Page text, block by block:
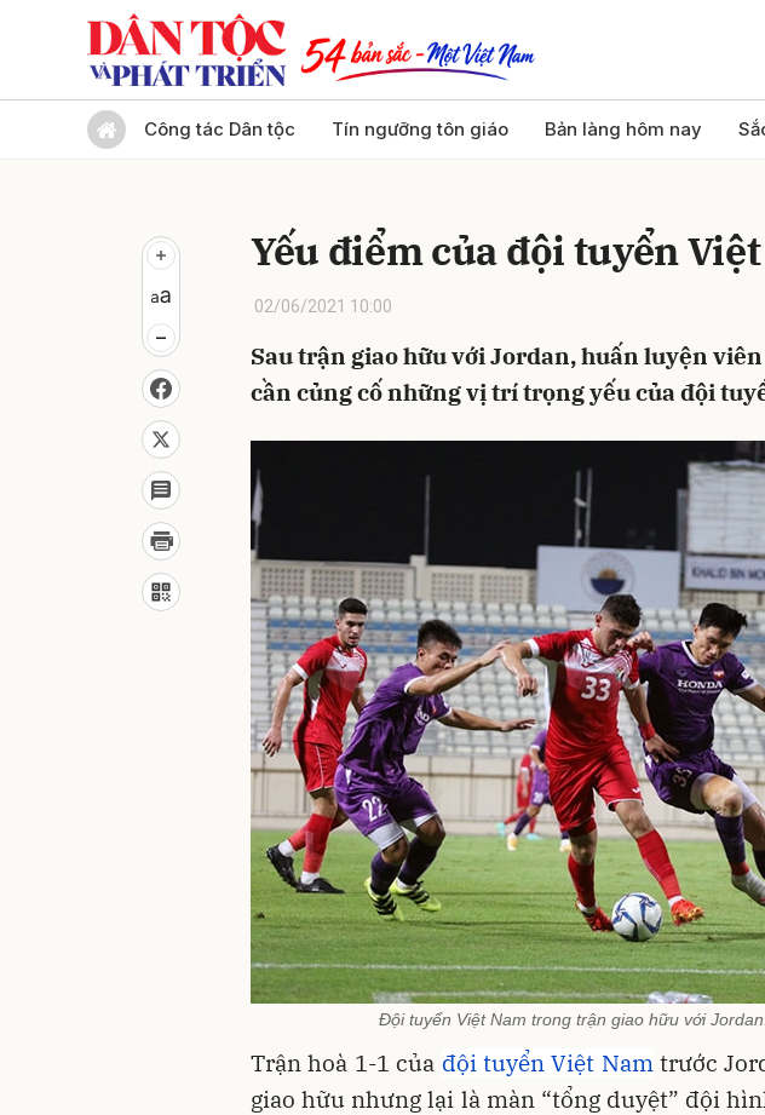
Công tác Dân tộc Tín ngưỡng tôn giáo Bản làng hôm nay
Yếu điểm của đội tuyển
02/06/2021 10:00
Sau trận giao hữu với Jordan, huấn luyện
cần củng cố những vị trí trọng yếu của đội
Đội tuyển Việt Nam trong trận giao hữu với
Trận hoà 1-1 của đội tuyển Việt Nam trước
giao hữu nhưng lại là màn “tổng duyệt” đội
Gửi bình luận